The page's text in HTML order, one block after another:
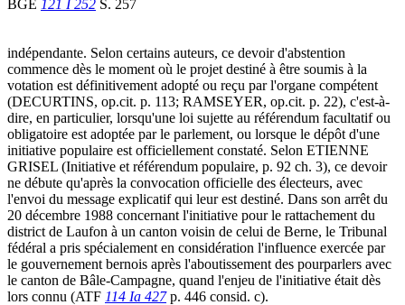
BGE 121 I 252 S. 257
indépendante. Selon certains auteurs, ce devoir d'abstention
commence dès le moment où le projet destiné à être soumis à la
votation est définitivement adopté ou reçu par l'organe compétent
(DECURTINS, op.cit. p. 113; RAMSEYER, op.cit. p. 22), c'est-à-
dire, en particulier, lorsqu'une loi sujette au référendum facultatif ou
obligatoire est adoptée par le parlement, ou lorsque le dépôt d'une
initiative populaire est officiellement constaté. Selon ETIENNE
GRISEL (Initiative et référendum populaire, p. 92 ch. 3), ce devoir
ne débute qu'après la convocation officielle des électeurs, avec
l'envoi du message explicatif qui leur est destiné. Dans son arrêt du
20 décembre 1988 concernant l'initiative pour le rattachement du
district de Laufon à un canton voisin de celui de Berne, le Tribunal
fédéral a pris spécialement en considération l'influence exercée par
le gouvernement bernois après l'aboutissement des pourparlers avec
le canton de Bâle-Campagne, quand l'enjeu de l'initiative était dès
lors connu (ATF 114 Ia 427p. 446 consid. c).